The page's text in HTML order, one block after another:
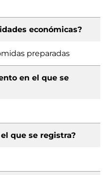
económicas?
preparadas
en el que se
que se registra?